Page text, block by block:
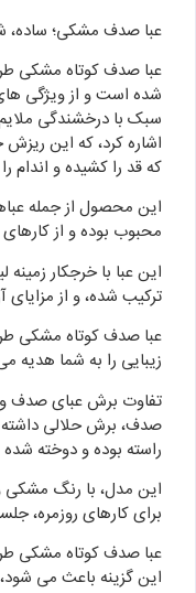
عبا صدف مشکی؛ ساده،
شده است و از ویژگی
سبک با درخشندگی
اشاره کرد، که این
که قد را کشیده و اندام
این محصول از جمله
محبوب بوده و از
این عبا با خرجکار
ترکیب شده، و از مزایای
زیبایی را به شما هدیه
تفاوت برش عبای صدف و
صدف، برش حلالی داشته
راسته بوده و دوخته
این مدل، با رنگ مشکی
برای کارهای روزمره،